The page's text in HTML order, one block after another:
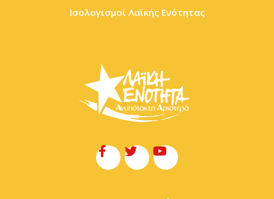
Ισολογισμοί Λαϊκής Ενότητας